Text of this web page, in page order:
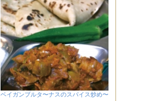
ベイガンブルタ〜ナスのスパイス炒め〜